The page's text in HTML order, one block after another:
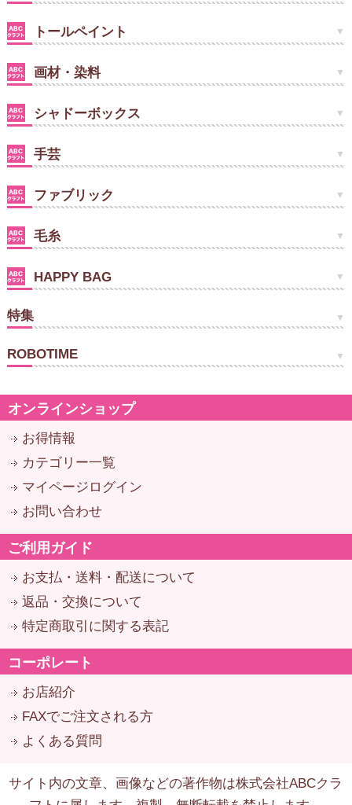
トールペイント
画材・染料
シャドーボックス
手芸
ファブリック
毛糸
HAPPY BAG
特集
ROBOTIME
オンラインショップ
お得情報
カテゴリー一覧
マイページログイン
お問い合わせ
ご利用ガイド
お支払・送料・配送について
返品・交換について
特定商取引に関する表記
コーポレート
お店紹介
FAXでご注文される方
よくある質問
サイト内の文章、画像などの著作物は株式会社ABCクラ